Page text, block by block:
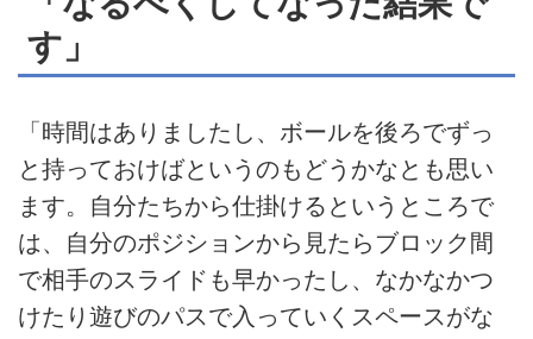
す」
「時間はありましたし、ボールを後ろでずっ
と持っておけばというのもどうかなとも思い
ます。自分たちから仕掛けるというところで
は、自分のポジションから見たらブロック間
で相手のスライドも早かったし、なかなかつ
けたり遊びのパスで入っていくスペースがな